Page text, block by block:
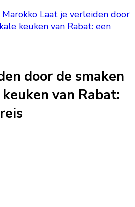
Marokko Laat je verleiden door
keuken van Rabat: een
door de smaken
van Rabat: